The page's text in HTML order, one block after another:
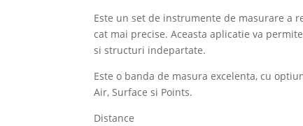
Este un set de instrumente de masurare a
cat mai precise. Aceasta aplicatie va
si structuri indepartate.
Este o banda de masura excelenta, cu
Air, Surface si Points.
Distance